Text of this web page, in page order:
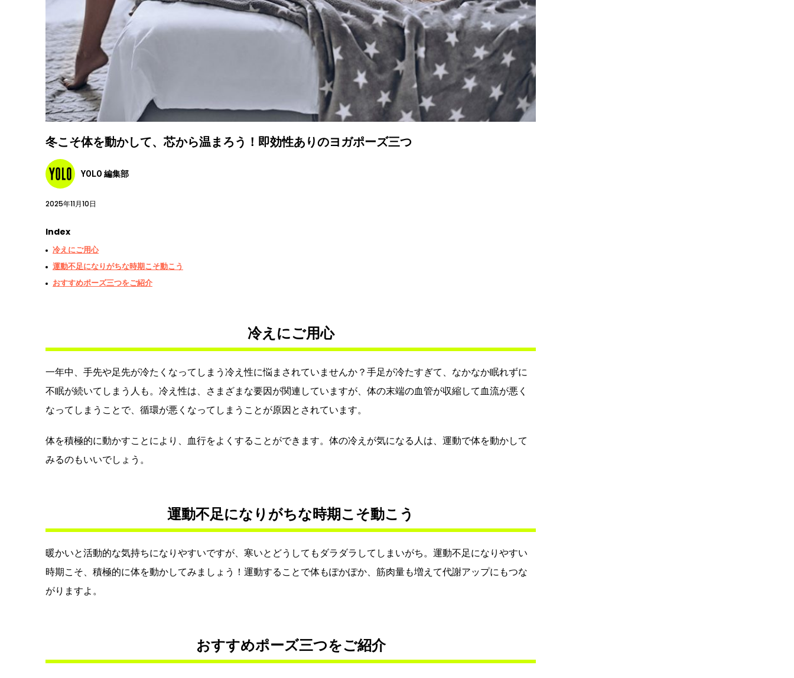
冬こそ体を動かして、芯から温まろう！即効性ありのヨガポーズ三つ
YOLO 編集部
2025年11月10日
Index
冷えにご用心
運動不足になりがちな時期こそ動こう
おすすめポーズ三つをご紹介
冷えにご用心
一年中、手先や足先が冷たくなってしまう冷え性に悩まされていませんか？手足が冷たすぎて、なかなか眠れずに
不眠が続いてしまう人も。冷え性は、さまざまな要因が関連していますが、体の末端の血管が収縮して血流が悪く
なってしまうことで、循環が悪くなってしまうことが原因とされています。
体を積極的に動かすことにより、血行をよくすることができます。体の冷えが気になる人は、運動で体を動かして
みるのもいいでしょう。
運動不足になりがちな時期こそ動こう
暖かいと活動的な気持ちになりやすいですが、寒いとどうしてもダラダラしてしまいがち。運動不足になりやすい
時期こそ、積極的に体を動かしてみましょう！運動することで体もぽかぽか、筋肉量も増えて代謝アップにもつな
がりますよ。
おすすめポーズ三つをご紹介